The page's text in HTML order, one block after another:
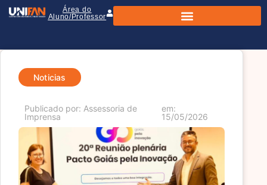
Área do
Aluno/Professor
Noticias
Publicado por: Assessoria de
Imprensa
em:
15/05/2026